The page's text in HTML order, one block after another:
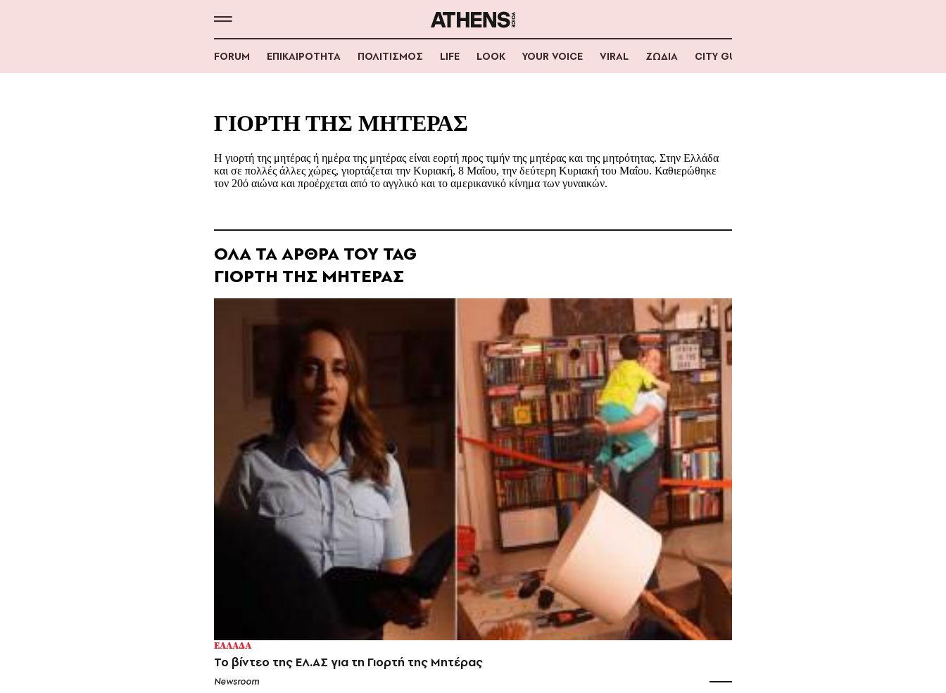
FORUM ΕΠΙΚΑΙΡΟΤΗΤΑ ΠΟΛΙΤΙΣΜΟΣ LIFE LOOK YOUR VOICE VIRAL ΖΩΔΙΑ CITY GUIDE
ΓΙΟΡΤΗ ΤΗΣ ΜΗΤΕΡΑΣ
Η γιορτή της μητέρας ή ημέρα της μητέρας είναι εορτή προς τιμήν της μητέρας και της μητρότητας. Στην Ελλάδα
και σε πολλές άλλες χώρες, γιορτάζεται την Κυριακή, 8 Μαΐου, την δεύτερη Κυριακή του Μαΐου. Καθιερώθηκε
τον 20ό αιώνα και προέρχεται από το αγγλικό και το αμερικανικό κίνημα των γυναικών.
ΟΛΑ ΤΑ ΑΡΘΡΑ ΤΟΥ TAG
ΓΙΟΡΤΗ ΤΗΣ ΜΗΤΕΡΑΣ
ΕΛΛΑΔΑ
Το βίντεο της ΕΛ.ΑΣ για τη Γιορτή της Μητέρας
Newsroom